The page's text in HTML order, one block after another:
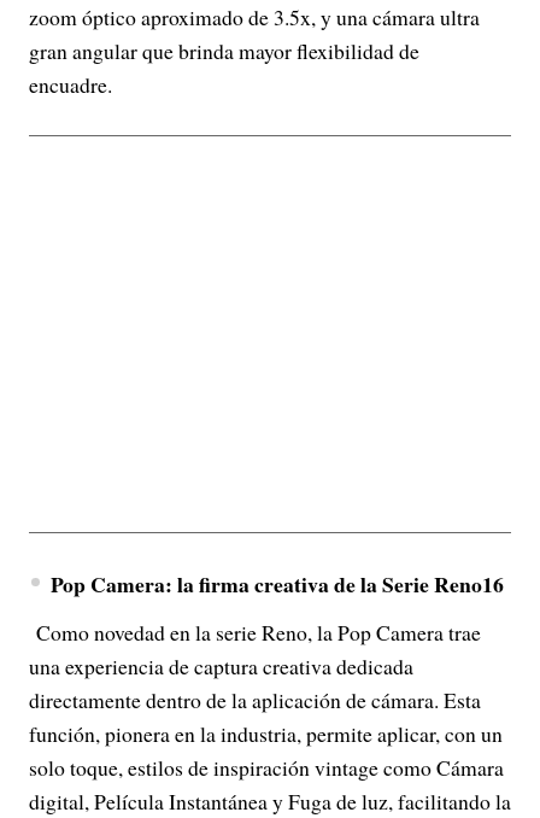
zoom óptico aproximado de 3.5x, y una cámara ultra
gran angular que brinda mayor flexibilidad de
encuadre.
Pop Camera: la firma creativa de la Serie Reno16
Como novedad en la serie Reno, la Pop Camera trae
una experiencia de captura creativa dedicada
directamente dentro de la aplicación de cámara. Esta
función, pionera en la industria, permite aplicar, con un
solo toque, estilos de inspiración vintage como Cámara
digital, Película Instantánea y Fuga de luz, facilitando la